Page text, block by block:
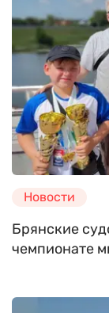
Новости
Брянские
чемпионате